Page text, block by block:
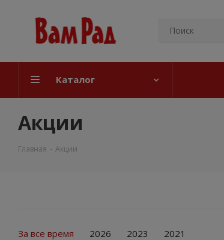
Каталог
Акции
Главная - Акции
За все время 2026 2023 2021